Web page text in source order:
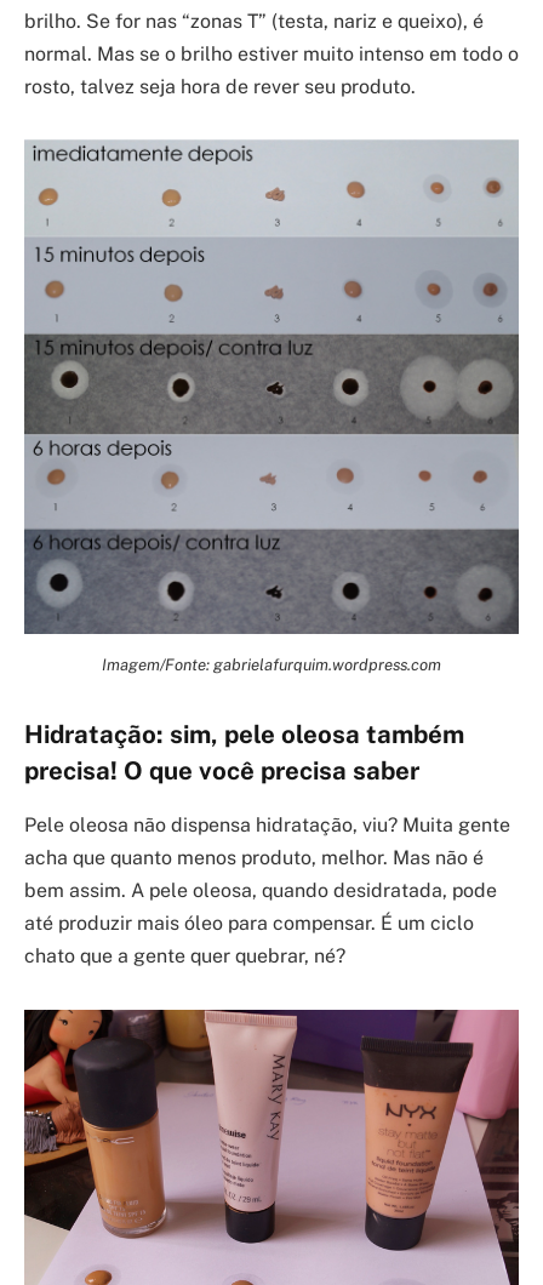
brilho. Se for nas “zonas T” (testa, nariz e queixo), é
normal. Mas se o brilho estiver muito intenso em todo o
rosto, talvez seja hora de rever seu produto.
Imagem/Fonte: gabrielafurquim.wordpress.com
Hidratação: sim, pele oleosa também
precisa! O que você precisa saber
Pele oleosa não dispensa hidratação, viu? Muita gente
acha que quanto menos produto, melhor. Mas não é
bem assim. A pele oleosa, quando desidratada, pode
até produzir mais óleo para compensar. É um ciclo
chato que a gente quer quebrar, né?